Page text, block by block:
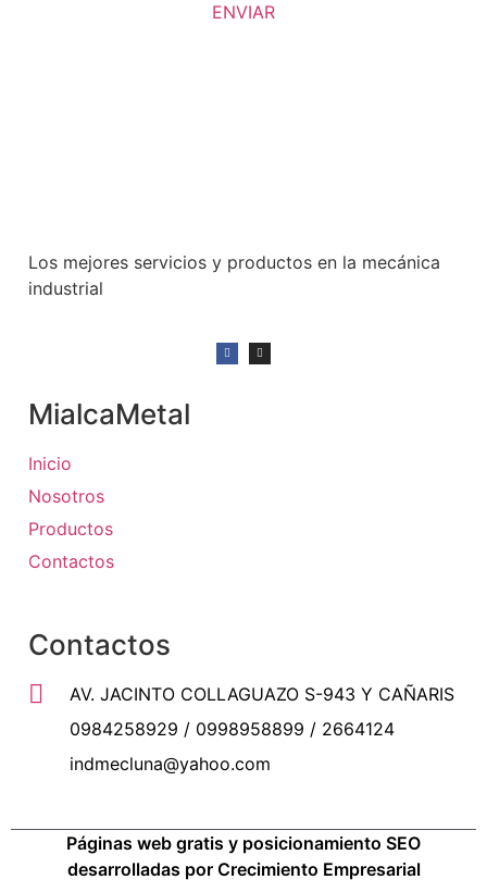
ENVIAR
Los mejores servicios y productos en la mecánica
industrial
MialcaMetal
Inicio
Nosotros
Productos
Contactos
Contactos
AV. JACINTO COLLAGUAZO S-943 Y CAÑARIS
0984258929 / 0998958899 / 2664124
indmecluna@yahoo.com
Páginas web gratis y posicionamiento SEO
desarrolladas por Crecimiento Empresarial